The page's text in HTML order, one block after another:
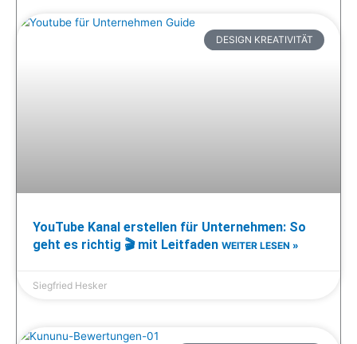
DESIGN KREATIVITÄT
YouTube Kanal erstellen für Unternehmen: So
geht es richtig 🎬 mit Leitfaden WEITER LESEN »
Siegfried Hesker